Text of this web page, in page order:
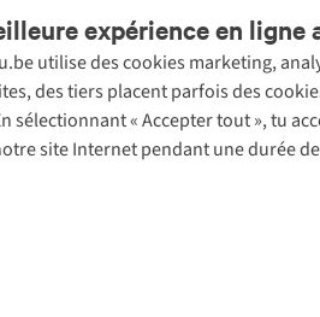
expérience en ligne
utilise des cookies marketing,
des tiers placent parfois des
sélectionnant « Accepter tout », tu
site Internet pendant une durée
Mentions légales Politique de